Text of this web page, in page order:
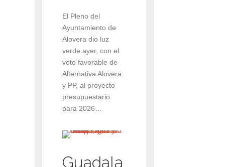
El Pleno del
Ayuntamiento de
Alovera dio luz
verde ayer, con el
voto favorable de
Alternativa Alovera
y PP, al proyecto
presupuestario
para 2026…
Guadala